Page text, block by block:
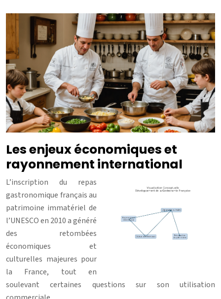
Les enjeux économiques et
rayonnement international
L’inscription du repas
gastronomique français au
patrimoine immatériel de
l’UNESCO en 2010 a généré
des retombées
économiques et
culturelles majeures pour
la France, tout en
soulevant certaines questions sur son utilisation